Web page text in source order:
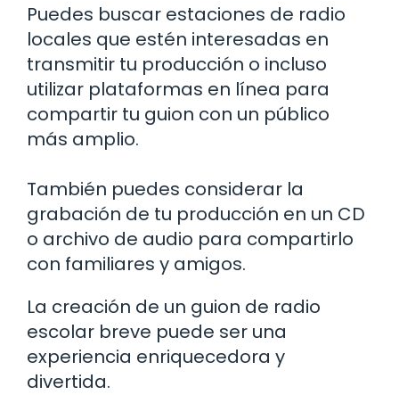
Puedes buscar estaciones de radio
locales que estén interesadas en
transmitir tu producción o incluso
utilizar plataformas en línea para
compartir tu guion con un público
más amplio.
También puedes considerar la
grabación de tu producción en un CD
o archivo de audio para compartirlo
con familiares y amigos.
La creación de un guion de radio
escolar breve puede ser una
experiencia enriquecedora y
divertida.